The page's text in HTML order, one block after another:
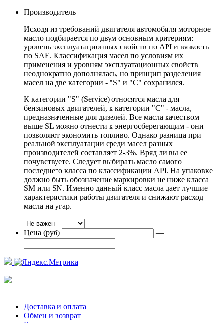
Производитель
Исходя из требований двигателя автомобиля моторное
масло подбирается по двум основным критериям:
уровень эксплуатационных свойств по API и вязкость
по SAE. Классификация масел по условиям их
применения и уровням эксплуатационных свойств
неоднократно дополнялась, но принцип разделения
масел на две категории - "S" и "С" сохранился.
К категории "S" (Service) относятся масла для
бензиновых двигателей, к категории "С" - масла,
предназначенные для дизелей. Все масла качеством
выше SL можно отнести к энергосберегающим - они
позволяют экономить топливо. Однако разница при
реальной эксплуатации среди масел разных
производителей составляет 2-3%. Вряд ли вы ее
почувствуете. Следует выбирать масло самого
последнего класса по классификации API. На упаковке
должно быть обозначение маркировки не ниже класса
SM или SN. Именно данный класс масла дает лучшие
характеристики работы двигателя и снижают расход
масла на угар.
Цена (руб) —
Доставка и оплата
Обмен и возврат